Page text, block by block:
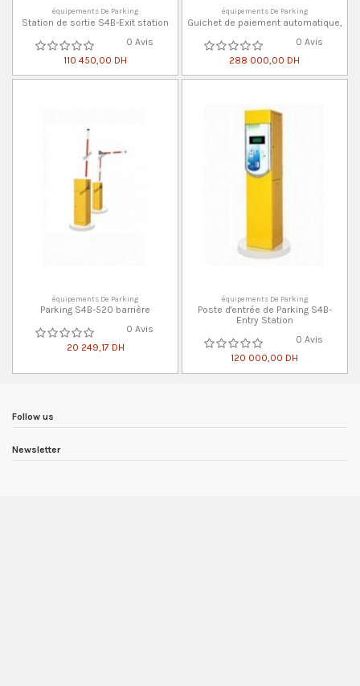
équipements De Parking
Station de sortie S4B-Exit station
0 Avis
110 450,00 DH
équipements De Parking
Guichet de paiement automatique,
0 Avis
288 000,00 DH
équipements De Parking
Parking S4B-520 barrière
0 Avis
20 249,17 DH
équipements De Parking
Poste d'entrée de Parking S4B-
Entry Station
0 Avis
120 000,00 DH
Follow us
Newsletter